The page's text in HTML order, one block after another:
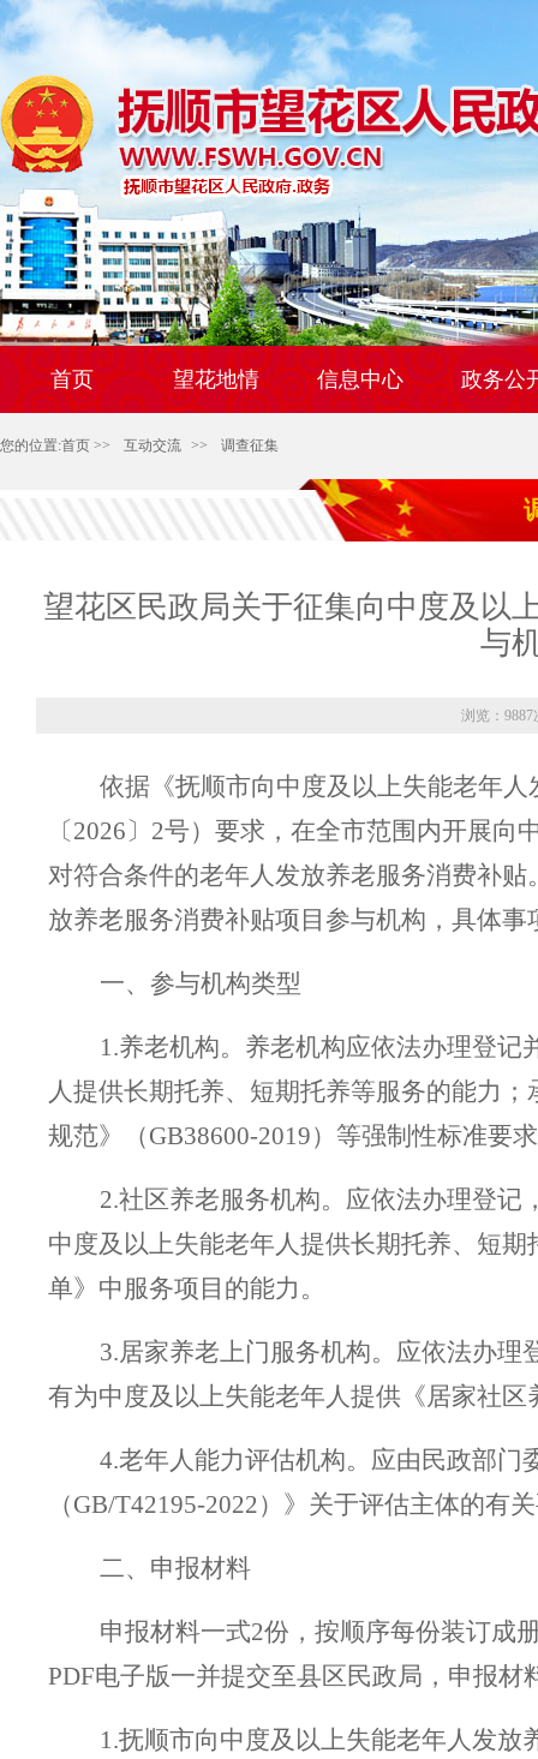
首页 望花地情 信息中心 政务公
您的位置:首页 >> 互动交流 >> 调查征集
望花区民政局关于征集向中度及以
与
浏览：9887
依据《抚顺市向中度及以上失能老年
〔2026〕2号） 要求，在全市范围内开展向
对符合条件的老年人发放养老服务消费补
放养老服务消费补贴项目参与机构，具体事
一、参与机构类型
1.养老机构。养老机构应依法办理登
人提供长期托养、短期托养等服务的能力
规范》（GB38600-2019）等强制性标准要
2.社区养老服务机构。应依法办理登
中度及以上失能老年人提供长期托养、短
单》中服务项目的能力。
3.居家养老上门服务机构。应依法办理
有为中度及以上失能老年人提供《居家社
4.老年人能力评估机构。应由民政部
（GB/T42195-2022）》关于评估主体的
二、申报材料
申报材料一式2份，按顺序每份装订成
PDF电子版一并提交至县区民政局，申报材
1.抚顺市向中度及以上失能老年人发放